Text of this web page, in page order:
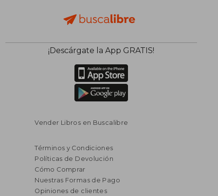
$ 14.491
¡Descárgate la App GRATIS!
Vender Libros en Buscalibre
Términos y Condiciones
Políticas de Devolución
Cómo Comprar
Nuestras Formas de Pago
Opiniones de clientes